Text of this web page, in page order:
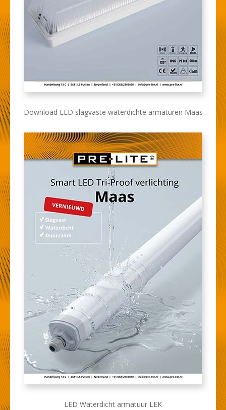
Download LED slagvaste waterdichte armaturen Maas
LED Waterdicht armatuur LEK